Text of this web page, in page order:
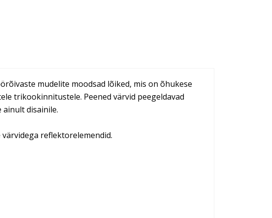
mudelite moodsad lõiked, mis on õhukese
trikookinnitustele. Peened värvid peegeldavad
ainult disainile.
reflektorelemendid.